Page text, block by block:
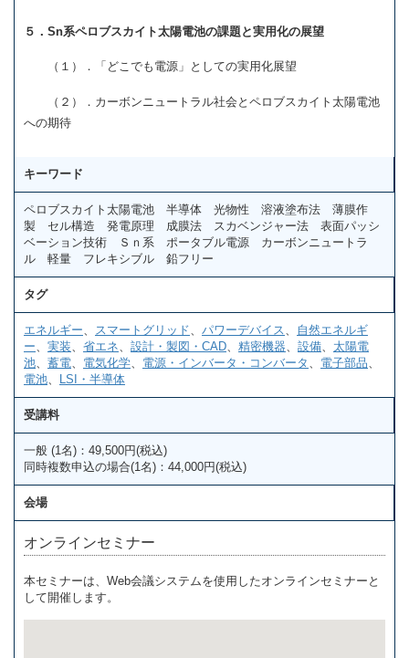
５．Sn系ペロブスカイト太陽電池の課題と実用化の展望
（１）．「どこでも電源」としての実用化展望
（２）．カーボンニュートラル社会とペロブスカイト太陽電池
への期待
キーワード
ペロブスカイト太陽電池 半導体 光物性 溶液塗布法 薄膜作
製 セル構造 発電原理 成膜法 スカベンジャー法 表面パッシ
ベーション技術 Ｓｎ系 ポータブル電源 カーボンニュートラ
ル 軽量 フレキシブル 鉛フリー
タグ
エネルギー、 スマートグリッド、 パワーデバイス、 自然エネルギ
ー、 実装、 省エネ、 設計・製図・CAD、 精密機器、 設備、 太陽電
池、 蓄電、 電気化学、 電源・インバータ・コンバータ 、 電子部品、
電池、 LSI・半導体
受講料
一般 (1名)：49,500円(税込)
同時複数申込の場合(1名)：44,000円(税込)
会場
オンラインセミナー
本セミナーは、Web会議システムを使用したオンラインセミナーと
して開催します。